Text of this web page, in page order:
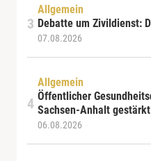
Allgemein
Debatte um Zivildienst:
07.08.2026
Allgemein
Öffentlicher
Sachsen-Anhalt gestärkt
06.08.2026